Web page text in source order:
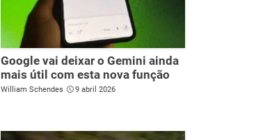
Google vai deixar o Gemini ainda
mais útil com esta nova função
William Schendes 9 abril 2026